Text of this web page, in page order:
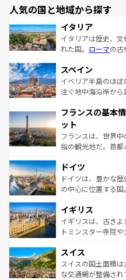
人気の国と地域から探す
イタリア
イタリアは歴史、
れた国。 ローマの古
ろん、トスカーナの
景など、自然景観
ピザやパスタなど
ませてくれるイタリ
なお、新着のイタリ
しい。
スペイン
イベリア半島のほ
注ぐ地中海沿岸か
文化が根付くこの国
れる闘牛、そして美
る。首都マドリー
アートに溢れた街
せる。地方によっ
ンテンツ一覧を参照
フランスの基本
ット
フランスは、世界
指の観光地だ。首
で、幅広い魅力が
聖堂、美しいビー
から魅了する。ま
いる。シャンパンの
香り高いラベンダ
らに、パリ以外の
れる地方に足を運ぶ
きるだろ
を参照してほしい。
ドイツ
ドイツは、豊かな
の中心に位置する
顔を持つこの国は、
ルリンの文化的活
してライン川沿い
は、お酒好きな人にはぜ
ドイツ情報はコンテ
イギリス
イギリスは、古き
トミンスター寺院
リアごとに異なる魅
ティー、ビール好
戦など、本場だか
スイス
スイスの国土面積
な交通網が整備さ